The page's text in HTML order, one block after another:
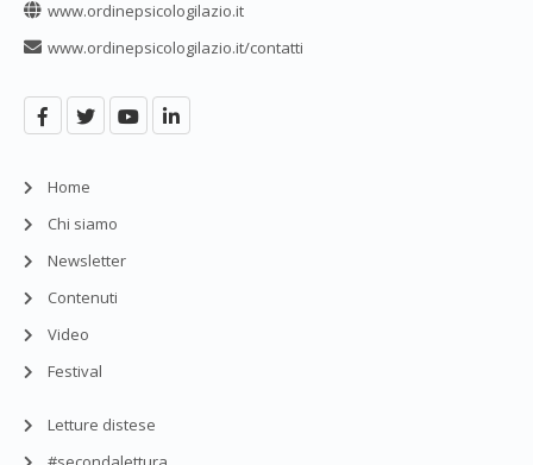
www.ordinepsicologilazio.it
www.ordinepsicologilazio.it/contatti
Home
Chi siamo
Newsletter
Contenuti
Video
Festival
Letture distese